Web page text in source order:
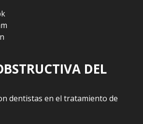
DEL
dentistas en el tratamiento de